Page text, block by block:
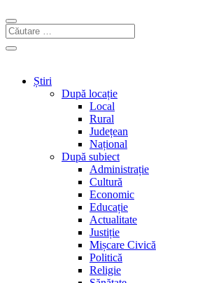
Știri
După locație
Local
Rural
Județean
Național
După subiect
Administrație
Cultură
Economic
Educație
Actualitate
Justiție
Mișcare Civică
Politică
Religie